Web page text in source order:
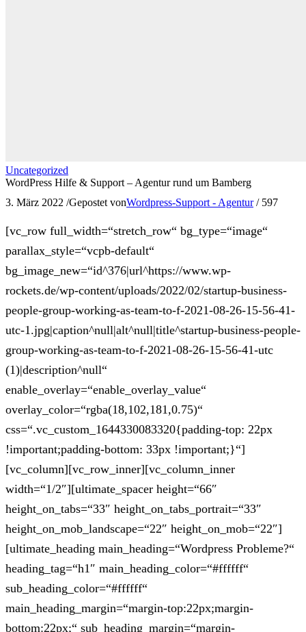
Uncategorized
WordPress Hilfe & Support – Agentur rund um Bamberg
3. März 2022 /Gepostet vonWordpress-Support - Agentur / 597
[vc_row full_width=“stretch_row“ bg_type=“image“
parallax_style=“vcpb-default“
bg_image_new=“id^376|url^https://www.wp-
rockets.de/wp-content/uploads/2022/02/startup-business-
people-group-working-as-team-to-f-2021-08-26-15-56-41-
utc-1.jpg|caption^null|alt^null|title^startup-business-people-
group-working-as-team-to-f-2021-08-26-15-56-41-utc
(1)|description^null“
enable_overlay=“enable_overlay_value“
overlay_color=“rgba(18,102,181,0.75)“
css=“.vc_custom_1644330083320{padding-top: 22px
!important;padding-bottom: 33px !important;}“]
[vc_column][vc_row_inner][vc_column_inner
width=“1/2″][ultimate_spacer height=“66″
height_on_tabs=“33″ height_on_tabs_portrait=“33″
height_on_mob_landscape=“22″ height_on_mob=“22″]
[ultimate_heading main_heading=“Wordpress Probleme?“
heading_tag=“h1″ main_heading_color=“#ffffff“
sub_heading_color=“#ffffff“
main_heading_margin=“margin-top:22px;margin-
bottom:22px;“ sub_heading_margin=“margin-